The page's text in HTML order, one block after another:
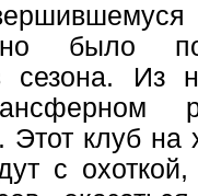
было
сезона. Из
Этот клуб
с